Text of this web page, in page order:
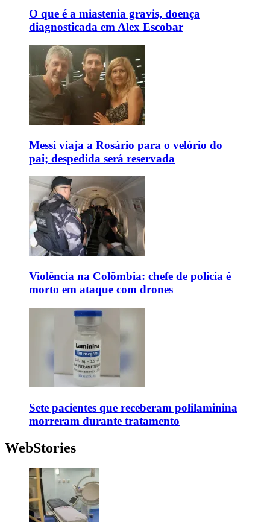
O que é a miastenia gravis, doença
diagnosticada em Alex Escobar
Messi viaja a Rosário para o velório do
pai; despedida será reservada
Violência na Colômbia: chefe de polícia é
morto em ataque com drones
Sete pacientes que receberam polilaminina
morreram durante tratamento
WebStories